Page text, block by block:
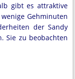
gibt es attraktive
Gehminuten
der Sandy
Sie zu beobachten